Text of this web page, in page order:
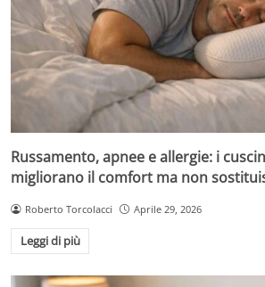
Russamento, apnee e allergie: i
migliorano il comfort ma non
Roberto Torcolacci Aprile 29, 2026
Leggi di più